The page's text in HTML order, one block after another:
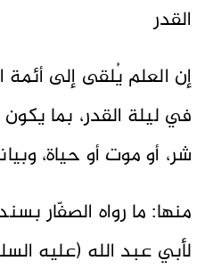
القدر
إن العلم يُلقى إلى
في ليلة القدر، بما
شر، أو موت أو حياة،
منها: ما رواه الصفّار
لأبي عبد الله (عليه